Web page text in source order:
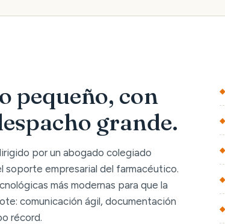
pequeño, con
grande.
por un abogado colegiado
soporte empresarial del farmacéutico.
más modernas para que la
comunicación ágil, documentación
récord.